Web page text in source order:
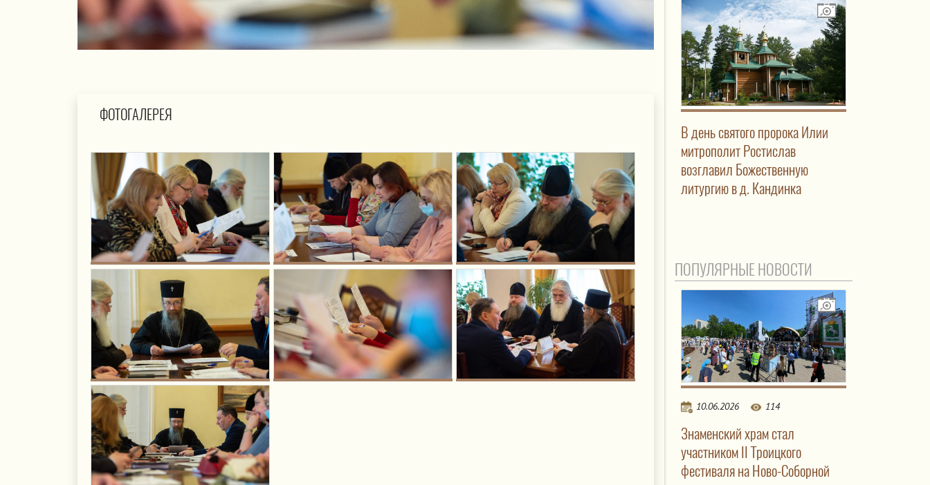
ФОТОГАЛЕРЕЯ
В день святого пророка Илии
митрополит Ростислав
возглавил Божественную
литургию в д. Кандинка
ПОПУЛЯРНЫЕ НОВОСТИ
10.06.2026 114
Знаменский храм стал
участником II Троицкого
фестиваля на Ново-Соборной